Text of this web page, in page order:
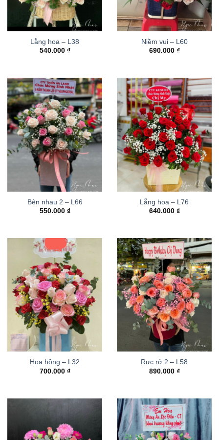
Lẵng hoa – L38
540.000 ₫
Niềm vui – L60
690.000 ₫
Bên nhau 2 – L66
550.000 ₫
Lẵng hoa – L76
640.000 ₫
Hoa hồng – L32
700.000 ₫
Rực rở 2 – L58
890.000 ₫